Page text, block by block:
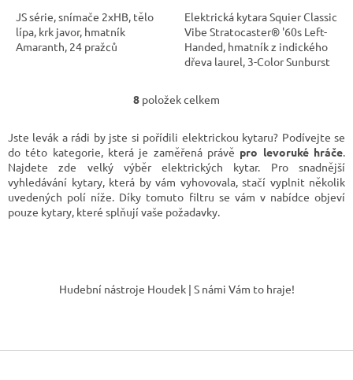
JS série, snímače 2xHB, tělo
lípa, krk javor, hmatník
Amaranth, 24 pražců
Elektrická kytara Squier Classic
Vibe Stratocaster® '60s Left-
Handed, hmatník z indického
dřeva laurel, 3-Color Sunburst
O
l
á
d
a
c
í
y
8 položek celkem
Jste levák a rádi by jste si pořídili elektrickou kytaru? Podívejte se
do této kategorie, která je zaměřená právě pro levoruké hráče.
Najdete zde velký výběr elektrických kytar. Pro snadnější
vyhledávání kytary, která by vám vyhovovala, stačí vyplnit několik
uvedených polí níže. Díky tomuto filtru se vám v nabídce objeví
pouze kytary, které splňují vaše požadavky.
í
Hudební nástroje Houdek | S námi Vám to hraje!